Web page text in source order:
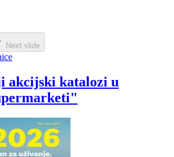
Next slide
akcijski katalozi u